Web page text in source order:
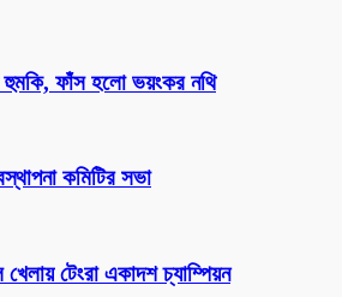
হুমকি, ফাঁস হলো ভয়ংকর নথি
কমিটির সভা
টেংরা একাদশ চ্যাম্পিয়ন